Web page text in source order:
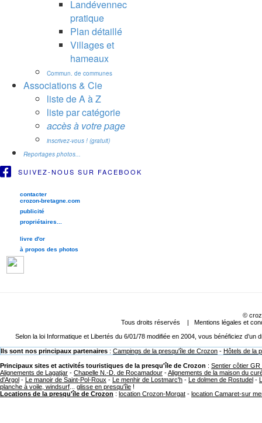
Landévennec
pratique
Plan détaillé
Villages et
hameaux
Commun. de communes
Associations & Cie
liste de A à Z
liste par catégorie
accès à votre page
inscrivez-vous ! (gratuit)
Reportages photos...
SUIVEZ-NOUS SUR FACEBOOK
contacter
crozon-bretagne.com
publicité
propriétaires...
livre d'or
à propos des photos
©
Tous droits réservés | Mentions légales et
Selon la loi Informatique et Libertés du 6/01/78 modifiée en 2004, vous bénéficiez
Ils sont nos principaux partenaires : Campings de la presqu'île de Crozon - Hôtels de la
Principaux sites et activités touristiques de la presqu'île de Crozon : Sentier côtier GR
Alignements de Lagatjar - Chapelle N.-D. de Rocamadour -Alignements de la maison du
d'Argol - Le manoir de Saint-Pol-Roux - Le menhir de Lostmarc'h - Le dolmen de Rostudel -
planche à voile, windsurf
glisse en presqu'île !
Locations de la presqu'île de Crozon : location Crozon-Morgat - location Camaret-sur